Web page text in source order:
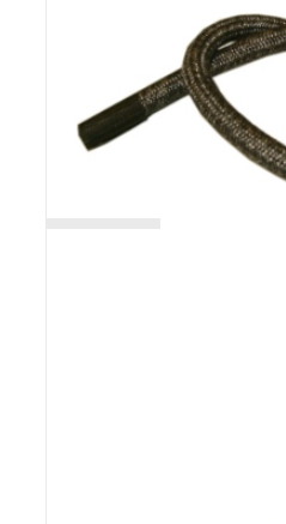
Poêles et chaudières
Conduit de fumées